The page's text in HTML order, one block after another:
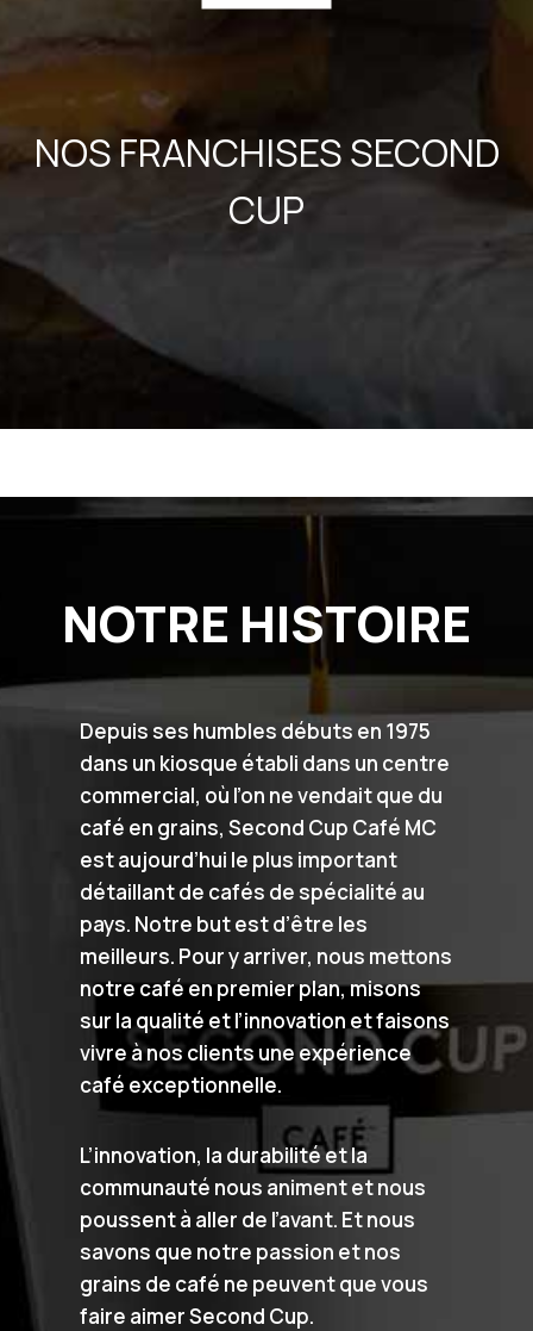
NOS FRANCHISES SECOND
CUP​
NOTRE HISTOIRE
Depuis ses humbles débuts en 1975
dans un kiosque établi dans un centre
commercial, où l’on ne vendait que du
café en grains, Second Cup Café MC
est aujourd’hui le plus important
détaillant de cafés de spécialité au
pays. Notre but est d’être les
meilleurs. Pour y arriver, nous mettons
notre café en premier plan, misons
sur la qualité et l’innovation et faisons
vivre à nos clients une expérience
café exceptionnelle.
L’innovation, la durabilité et la
communauté nous animent et nous
poussent à aller de l’avant. Et nous
savons que notre passion et nos
grains de café ne peuvent que vous
faire aimer Second Cup.